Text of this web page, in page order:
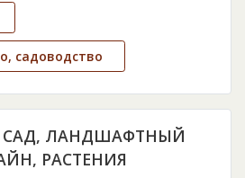
садоводство
ЛАНДШАФТНЫЙ
РАСТЕНИЯ